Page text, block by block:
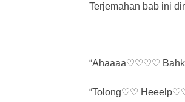
Terjemahan bab ini
“Ahaaaa♡♡♡♡
“Tolong♡♡